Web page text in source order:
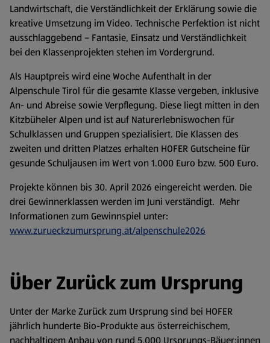
Landwirtschaft, die Verständlichkeit der Erklärung sowie die
kreative Umsetzung im Video. Technische Perfektion ist nicht
ausschlaggebend – Fantasie, Einsatz und Verständlichkeit
bei den Klassenprojekten stehen im Vordergrund.
Als Hauptpreis wird eine Woche Aufenthalt in der
Alpenschule Tirol für die gesamte Klasse vergeben, inklusive
An- und Abreise sowie Verpflegung. Diese liegt mitten in den
Kitzbüheler Alpen und ist auf Naturerlebniswochen für
Schulklassen und Gruppen spezialisiert. Die Klassen des
zweiten und dritten Platzes erhalten HOFER Gutscheine für
gesunde Schuljausen im Wert von 1.000 Euro bzw. 500 Euro.
Projekte können bis 30. April 2026 eingereicht werden. Die
drei Gewinnerklassen werden im Juni verständigt. Mehr
Informationen zum Gewinnspiel unter:
www.zurueckzumursprung.at/alpenschule2026
Über Zurück zum Ursprung
Unter der Marke Zurück zum Ursprung sind bei HOFER
jährlich hunderte Bio-Produkte aus österreichischem,